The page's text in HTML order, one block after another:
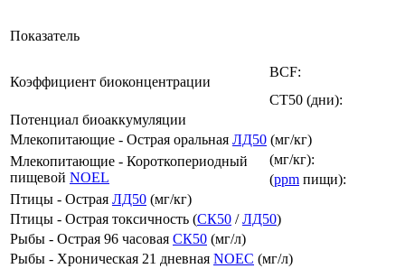
Показатель
Коэффициент биоконцентрации
BCF:
CT50 (дни):
Потенциал биоаккумуляции
Млекопитающие - Острая оральная ЛД50 (мг/кг)
Млекопитающие - Короткопериодный
пищевой NOEL
(мг/кг):
(ppm пищи):
Птицы - Острая ЛД50 (мг/кг)
Птицы - Острая токсичность (СК50 /ЛД50)
Рыбы - Острая 96 часовая СК50 (мг/л)
Рыбы - Хроническая 21 дневная NOEC (мг/л)